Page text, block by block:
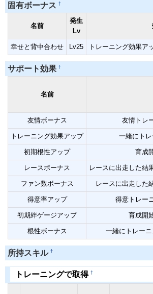
固有ボーナス †
名前
発生
Lv
幸せと背中合わせ Lv25 トレーニング効果ア
サポート効果 †
名前
友情ボーナス 友情トレ
トレーニング効果アップ 一緒にト
初期根性アップ 育成
レースボーナス レースに出走した結
ファン数ボーナス レースに出走した
得意率アップ 得意トレー
初期絆ゲージアップ 育成開
根性ボーナス 一緒にトレー
所持スキル †
トレーニングで取得 †